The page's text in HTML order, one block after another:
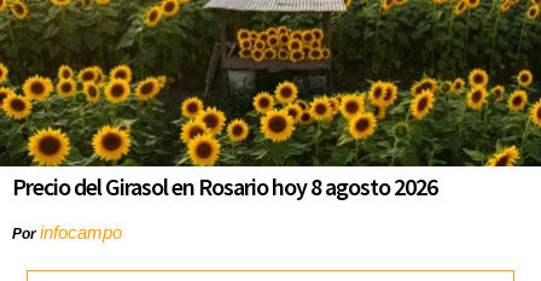
Precio del Girasol en Rosario hoy 8 agosto 2026
Porinfocampo